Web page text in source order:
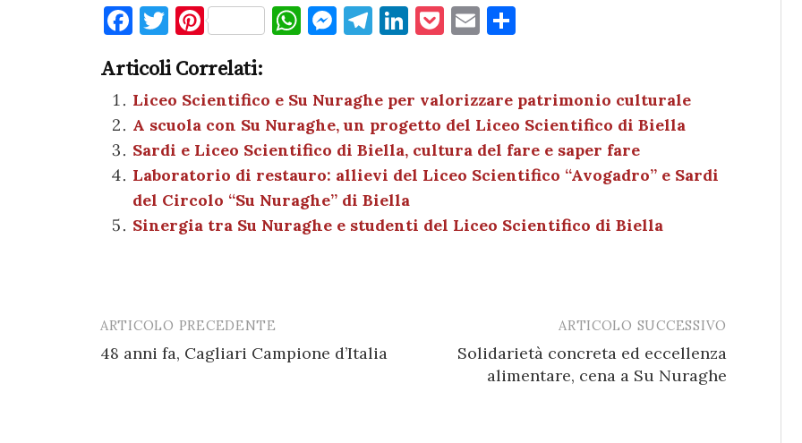
F
c
e
b
o
o
k
T
it
te
r
Pi
er
es
t
W
s
A
p
p
M
n
g
er
T
gr
a
m
Li
e
dI
n
P
k
et
E
l di
vi
di
Articoli Correlati:
Liceo Scientifico e Su Nuraghe per valorizzare patrimonio culturale
A scuola con Su Nuraghe, un progetto del Liceo Scientifico di Biella
Sardi e Liceo Scientifico di Biella, cultura del fare e saper fare
Laboratorio di restauro: allievi del Liceo Scientifico “Avogadro” e Sardi
del Circolo “Su Nuraghe” di Biella
Sinergia tra Su Nuraghe e studenti del Liceo Scientifico di Biella
Post
navigation
ARTICOLO PRECEDENTE
48 anni fa, Cagliari Campione d’Italia
ARTICOLO SUCCESSIVO
Solidarietà concreta ed eccellenza
alimentare, cena a Su Nuraghe